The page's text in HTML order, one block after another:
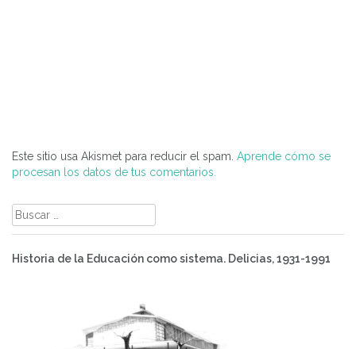
Este sitio usa Akismet para reducir el spam. Aprende cómo se
procesan los datos de tus comentarios.
Buscar:
Historia de la Educación como sistema. Delicias, 1931-1991